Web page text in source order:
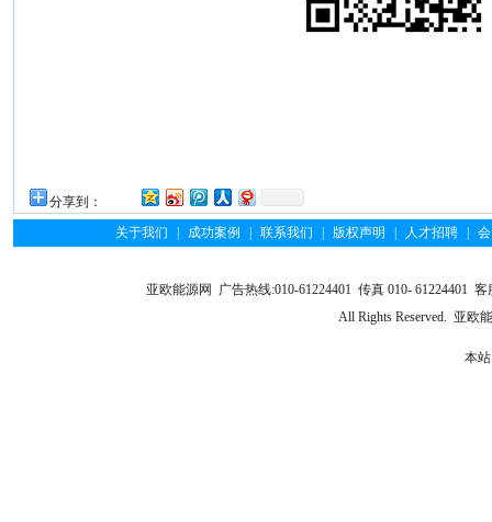
分享到：
关于我们
| 成功案例 | 联系我们 | 版权声明 | 人才招聘 |
亚欧能源网 广告热线:010-61224401 传真 010- 61224401
All Rights Reserved. 亚欧
本